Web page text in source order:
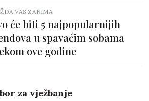
VAS ZANIMA
će biti 5 najpopularnijih
u spavaćim sobama
ove godine
za vježbanje